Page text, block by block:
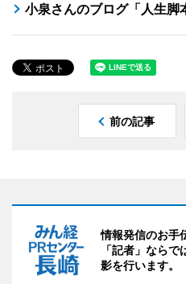
小泉さんのブログ「人生脚
前の記事
情報発信のお手
「記者」なら
影を行います。